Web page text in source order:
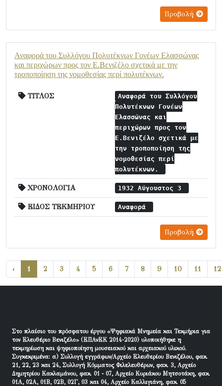
Προβολή
Αναφορά του Συλλόγου Πολυτέκνων Γονέων Ελασσώνας
και περιχώρων προς τον Ε.Βενιζέλο σχετικά με την
τροποποίηση της νομοθεσίας περί πολυτέκνων.
ΤΙΤΛΟΣ
Αναφορά του Συλλόγου
Πολυτέκνων Γονέων
Ελασσώνας και
περιχώρων προς τον
Ε.Βενιζέλο σχετικά με
την τροποποίηση της
νομοθεσίας περί
πολυτέκνων.
ΧΡΟΝΟΛΟΓΙΑ 1932 Αύγουστος 3
ΕΙΔΟΣ ΤΕΚΜΗΡΙΟΥ Αναφορά
Προβολή
‹ 1 2 3 4 5 6 7 8 9 10 11 12
Στο πλαίσιο του πρόσφατου έργου «Ψηφιακά Μνημεία και Τεκμήρια για
τον Ελευθέριο Βενιζέλο» (ΕΠΑνΕΚ 2014-2020) υλοποιήθηκε η
τεκμηρίωση και ψηφιοποίηση μουσειακού και αρχειακού υλικού.
Συγκεκριμένα: α) Συλλογή εγγράφων/Αρχείο Ελευθερίου Βενιζέλου, φακ.
21, 22, 23 και 24, Συλλογή Κόμματος Φιλελευθέρων, φακ. 3, Αρχείο
Δημητρίου Κακλαμάνου, φακ. 01 - 07, Αρχείο Κυριάκου Μητσοτάκη, φακ.
01Α, 02Α, 01Β, 02Β, 02Γ, 03 και 04, Αρχείο Καλλιγιάνη, φακ. 05